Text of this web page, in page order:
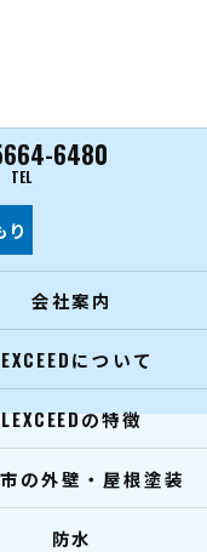
6480
TEL
り
会社案内
について
LEXCEEDの特徴
の外壁・屋根塗装
防水